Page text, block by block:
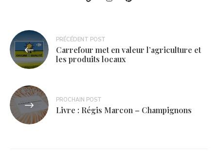
Navigation
de
l’article
PRÉCÉDENT POST
Carrefour met en valeur l’agriculture et
les produits locaux
PROCHAIN POST
Livre : Régis Marcon – Champignons